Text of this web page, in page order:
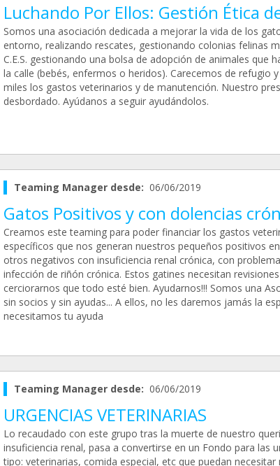
Luchando Por Ellos: Gestión Ética
Somos una asociación dedicada a mejorar la vida de los
entorno, realizando rescates, gestionando colonias felinas
C.E.S. gestionando una bolsa de adopción de animales que
la calle (bebés, enfermos o heridos). Carecemos de refugio
miles los gastos veterinarios y de manutención. Nuestro
desbordado. Ayúdanos a seguir ayudándolos.
Teaming Manager desde: 06/06/2019
Gatos Positivos y con dolencias
Creamos este teaming para poder financiar los gastos
específicos que nos generan nuestros pequeños positivos
otros negativos con insuficiencia renal crónica, con
infección de riñón crónica. Estos gatines necesitan
cerciorarnos que todo esté bien. Ayudarnos!!! Somos una
sin socios y sin ayudas... A ellos, no les daremos jamás la
necesitamos tu ayuda
Teaming Manager desde: 06/06/2019
URGENCIAS VETERINARIAS
Lo recaudado con este grupo tras la muerte de nuestro
insuficiencia renal, pasa a convertirse en un Fondo para las
tipo: veterinarias, comida especial, etc que puedan necesitar